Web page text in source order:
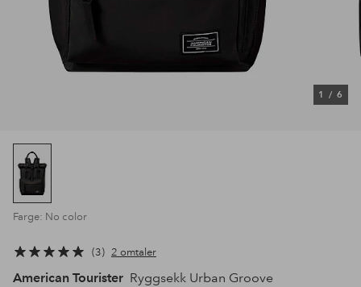
1 / 6
Farge: No color
3 2 omtaler
American Tourister Ryggsekk Urban Groove